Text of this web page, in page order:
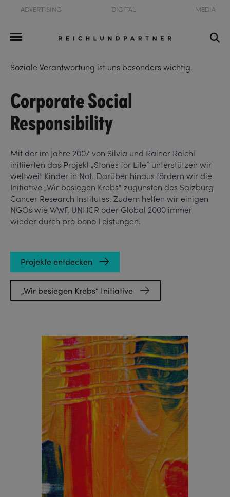
ADVERTISING DIGITAL MEDIA
Soziale Verantwortung ist uns besonders wichtig.
Corporate Social
Responsibility
Mit der im Jahre 2007 von Silvia und Rainer Reichl
initiierten das Projekt „Stones for Life“ unterstützen wir
weltweit Kinder in Not. Darüber hinaus fördern wir die
Initiative „Wir besiegen Krebs“ zugunsten des Salzburg
Cancer Research Institutes. Zudem helfen wir einigen
NGOs wie WWF, UNHCR oder Global 2000 immer
wieder durch pro bono Leistungen.
Projekte entdecken
„Wir besiegen Krebs“ Initiative